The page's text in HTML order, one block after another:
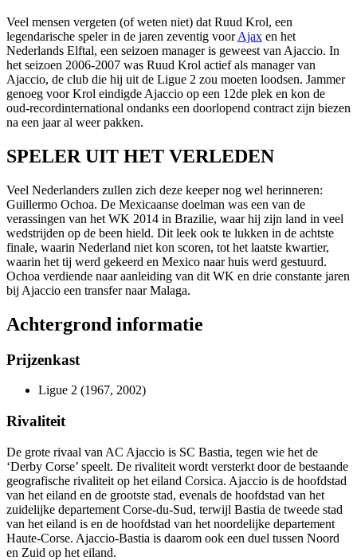
Veel mensen vergeten (of weten niet) dat Ruud Krol, een
legendarische speler in de jaren zeventig voorAjax en het
Nederlands Elftal, een seizoen manager is geweest van Ajaccio. In
het seizoen 2006-2007 was Ruud Krol actief als manager van
Ajaccio, de club die hij uit de Ligue 2 zou moeten loodsen. Jammer
genoeg voor Krol eindigde Ajaccio op een 12de plek en kon de
oud-recordinternational ondanks een doorlopend contract zijn biezen
na een jaar al weer pakken.
SPELER UIT HET VERLEDEN
Veel Nederlanders zullen zich deze keeper nog wel herinneren:
Guillermo Ochoa. De Mexicaanse doelman was een van de
verassingen van het WK 2014 in Brazilie, waar hij zijn land in veel
wedstrijden op de been hield. Dit leek ook te lukken in de achtste
finale, waarin Nederland niet kon scoren, tot het laatste kwartier,
waarin het tij werd gekeerd en Mexico naar huis werd gestuurd.
Ochoa verdiende naar aanleiding van dit WK en drie constante jaren
bij Ajaccio een transfer naar Malaga.
Achtergrond informatie
Prijzenkast
Ligue 2 (1967, 2002)
Rivaliteit
De grote rivaal van AC Ajaccio is SC Bastia, tegen wie het de
‘Derby Corse’ speelt. De rivaliteit wordt versterkt door de bestaande
geografische rivaliteit op het eiland Corsica. Ajaccio is de hoofdstad
van het eiland en de grootste stad, evenals de hoofdstad van het
zuidelijke departement Corse-du-Sud, terwijl Bastia de tweede stad
van het eiland is en de hoofdstad van het noordelijke departement
Haute-Corse. Ajaccio-Bastia is daarom ook een duel tussen Noord
en Zuid op het eiland.